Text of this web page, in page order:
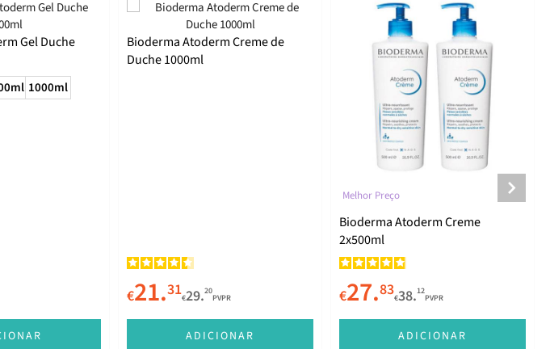
Gel Duche
1000ml
Bioderma Atoderm Creme de
Duche 1000ml
€21.31€29.20
PVPR
ADICIONAR
Melhor Preço
Bioderma Atoderm Creme
2x500ml
€27.83€38.12
PVPR
ADICIONAR